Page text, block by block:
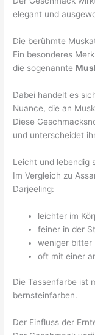
elegant und
Die berühmte
Ein besonderes
die sogenannte
Dabei handelt es
Nuance, die an
Diese
und unterscheidet
Leicht und lebendig
Im Vergleich zu
Darjeeling:
leichter im
feiner in der
weniger bitter
oft mit einer
Die Tassenfarbe ist
bernsteinfarben.
Der Einfluss der